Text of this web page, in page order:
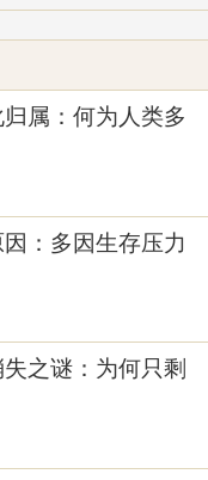
归属：何为人类多
：多因生存压力
之谜：为何只剩